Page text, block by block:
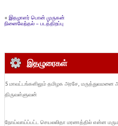
« இதழாளர் பொன் முருகன்
நினைவேந்தல் – படத்திறப்பு
இதழுரைகள்
5 மாவட்டங்களிலும் தமிழக அரசே, மருத்துவமனை
திருவள்ளுவன்
நோய்வாய்ப்பட்ட செயலலிதா மரணத்தில் என்ன